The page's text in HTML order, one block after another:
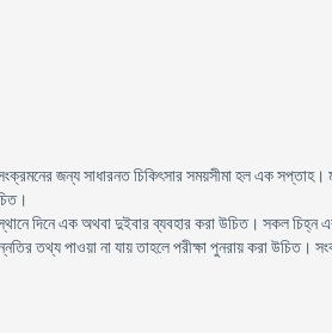
জন্য সাধারনত চিকিৎসার সময়সীমা হল এক সপ্তাহ।
দিনে এক অথবা দুইবার ব্যবহার করা উচিত। সকল চিহ্ন
তথ্য পাওয়া না যায় তাহলে পরীক্ষা পুনরায় করা উচিত।